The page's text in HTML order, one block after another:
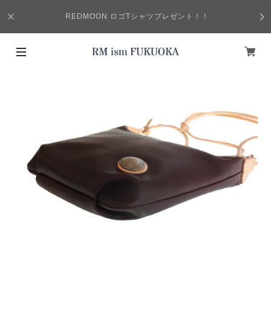
REDMOON ロゴTシャツプレゼント！！